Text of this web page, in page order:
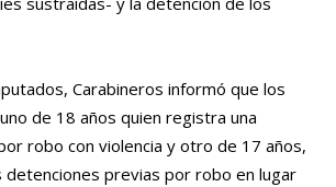
Carabineros informó que los
de 18 años quien registra una
robo con violencia y otro de 17 años,
detenciones previas por robo en lugar